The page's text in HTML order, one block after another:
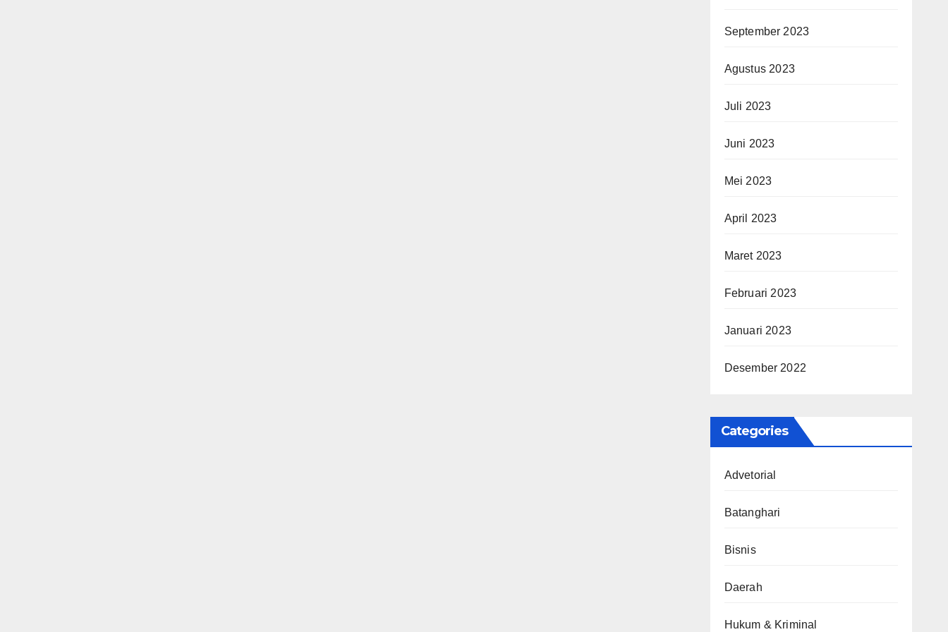
September 2023
Agustus 2023
Juli 2023
Juni 2023
Mei 2023
April 2023
Maret 2023
Februari 2023
Januari 2023
Desember 2022
Categories
Advetorial
Batanghari
Bisnis
Daerah
Hukum & Kriminal